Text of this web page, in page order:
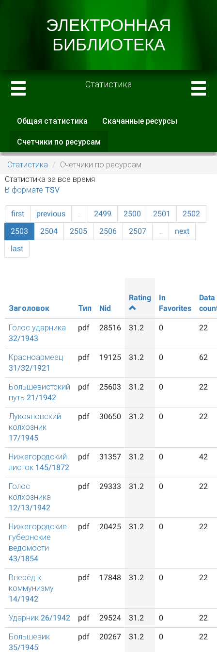
Статистика
Главные вкладки
Общая статистика Скачанные ресурсы
Счетчики по ресурсам
вкладка)
Статистика
Счетчики по ресурсам
Статистика за все время
В формате TSV
first previous … 2499 2500 2501
2502
2503
2504 2505 2506 2507 …
next
last
Заголовок Тип Nid
Rating
In
Favorites
Data
Голос ударника
32/1943
pdf 28516 31.2 0 22
Красноармеец
31/32/1921
pdf 19125 31.2 0 62
Большевистский
путь 21/1942
pdf 25603 31.2 0 22
Лукояновский
колхозник
17/1945
pdf 30650 31.2 0 22
Нижегородский
листок 145/1872
pdf 31357 31.2 0 42
Голос
колхозника
12/13/1942
pdf 29333 31.2 0 22
Нижегородские
губернские
ведомости
43/1854
pdf 20425 31.2 0 22
Вперёд к
коммунизму
14/1942
pdf 17848 31.2 0 22
Ударник 26/1942 pdf 29524 31.2 0 22
Большевик
35/1945
pdf 20267 31.2 0 22